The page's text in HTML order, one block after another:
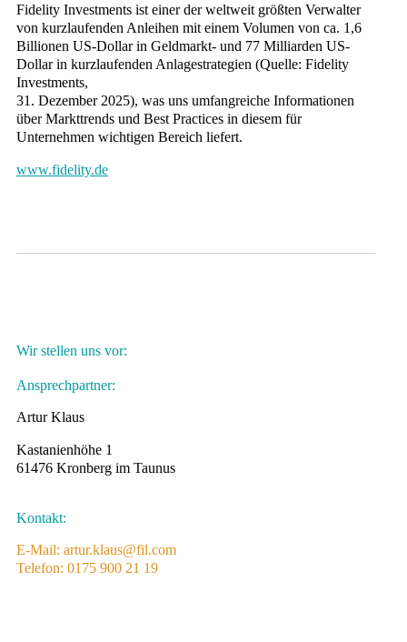
Fidelity Investments ist einer der weltweit größten Verwalter
von kurzlaufenden Anleihen mit einem Volumen von ca. 1,6
Billionen US-Dollar in Geldmarkt- und 77 Milliarden US-
Dollar in kurzlaufenden Anlagestrategien (Quelle: Fidelity
Investments,
31. Dezember 2025), was uns umfangreiche Informationen
über Markttrends und Best Practices in diesem für
Unternehmen wichtigen Bereich liefert.
www.fidelity.de
Wir stellen uns vor:
Ansprechpartner:
Artur Klaus
Kastanienhöhe 1
61476 Kronberg im Taunus
Kontakt:
E-Mail: artur.klaus@fil.com
Telefon: 0175 900 21 19